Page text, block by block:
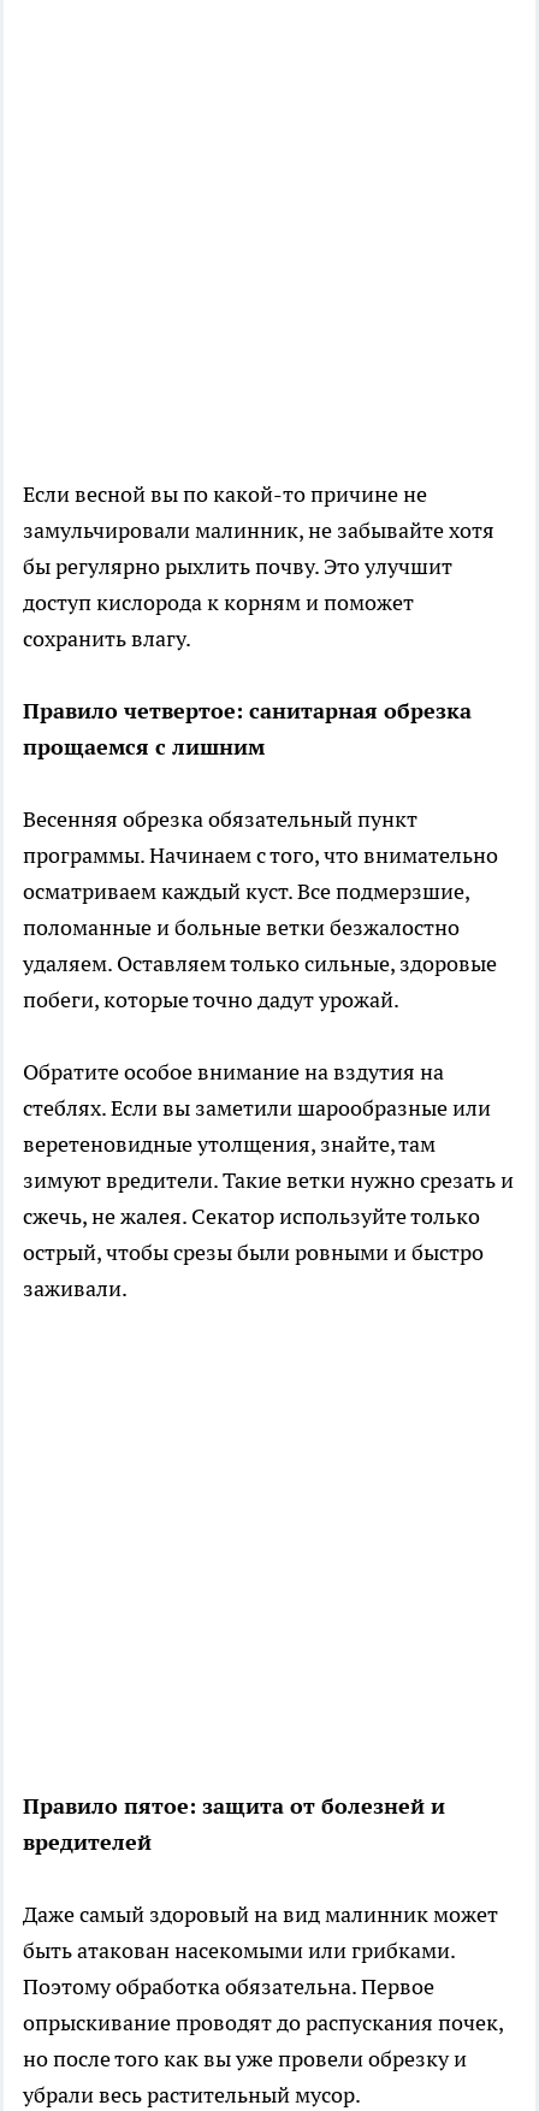
Если весной вы по какой-то причине не
замульчировали малинник, не забывайте хотя
бы регулярно рыхлить почву. Это улучшит
доступ кислорода к корням и поможет
сохранить влагу.
Правило четвертое: санитарная обрезка
прощаемся с лишним
Весенняя обрезка обязательный пункт
программы. Начинаем с того, что внимательно
осматриваем каждый куст. Все подмерзшие,
поломанные и больные ветки безжалостно
удаляем. Оставляем только сильные, здоровые
побеги, которые точно дадут урожай.
Обратите особое внимание на вздутия на
стеблях. Если вы заметили шарообразные или
веретеновидные утолщения, знайте, там
зимуют вредители. Такие ветки нужно срезать и
сжечь, не жалея. Секатор используйте только
острый, чтобы срезы были ровными и быстро
заживали.
Правило пятое: защита от болезней и
вредителей
Даже самый здоровый на вид малинник может
быть атакован насекомыми или грибками.
Поэтому обработка обязательна. Первое
опрыскивание проводят до распускания почек,
но после того как вы уже провели обрезку и
убрали весь растительный мусор.